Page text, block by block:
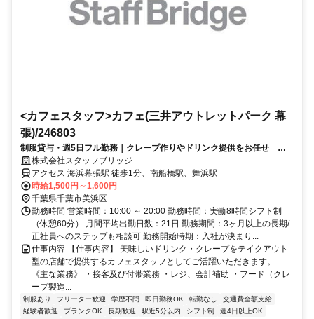
<カフェスタッフ>カフェ(三井アウトレットパーク 幕
張)/246803
制服貸与・週5日フル勤務｜クレープ作りやドリンク提供をお任せ 幕
張アウトレット（交通費全額支給）
株式会社スタッフブリッジ
アクセス 海浜幕張駅 徒歩1分、南船橋駅、舞浜駅
時給1,500円～1,600円
千葉県千葉市美浜区
勤務時間 営業時間：10:00 ～ 20:00 勤務時間：実働8時間シフト制
（休憩60分） 月間平均出勤日数：21日 勤務期間：3ヶ月以上の長期/
正社員へのステップも相談可 勤務開始時期：入社が決まり...
仕事内容 【仕事内容】 美味しいドリンク・クレープをテイクアウト
型の店舗で提供するカフェスタッフとしてご活躍いただきます。
《主な業務》 ・接客及び付帯業務 ・レジ、会計補助 ・フード（クレ
ープ製造...
制服あり フリーター歓迎 学歴不問 即日勤務OK 転勤なし
交通費全額支給
経験者歓迎
ブランクOK 長期歓迎 駅近5分以内 シフト制
週4日以上OK